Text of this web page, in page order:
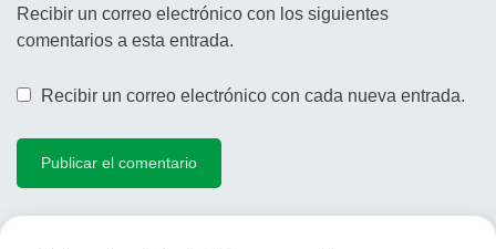
Recibir un correo electrónico con los siguientes
comentarios a esta entrada.
Recibir un correo electrónico con cada nueva entrada.